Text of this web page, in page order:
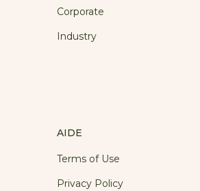
Corporate
Industry
AIDE
Terms of Use
Privacy Policy